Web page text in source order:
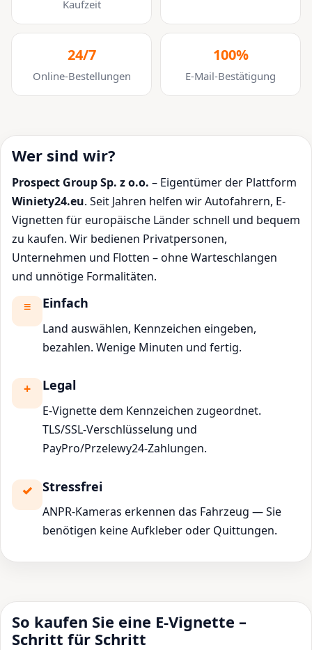
Kaufzeit
24/7
Online-Bestellungen
100%
E-Mail-Bestätigung
Wer sind wir?
Prospect Group Sp. z o.o. – Eigentümer der Plattform
Winiety24.eu. Seit Jahren helfen wir Autofahrern, E-
Vignetten für europäische Länder schnell und bequem
zu kaufen. Wir bedienen Privatpersonen,
Unternehmen und Flotten – ohne Warteschlangen
und unnötige Formalitäten.
Einfach
Land auswählen, Kennzeichen eingeben,
bezahlen. Wenige Minuten und fertig.
Legal
E-Vignette dem Kennzeichen zugeordnet.
TLS/SSL-Verschlüsselung und
PayPro/Przelewy24-Zahlungen.
Stressfrei
ANPR-Kameras erkennen das Fahrzeug — Sie
benötigen keine Aufkleber oder Quittungen.
So kaufen Sie eine E-Vignette –
Schritt für Schritt